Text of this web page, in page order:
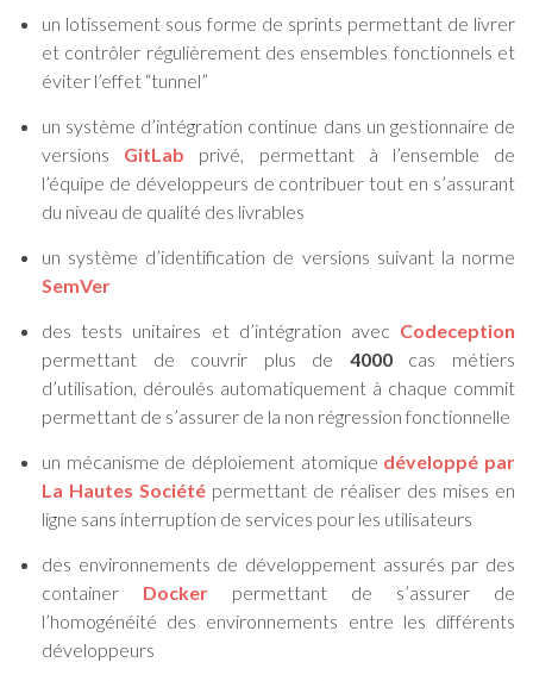
un lotissement sous forme de sprints permettant de livrer
et contrôler régulièrement des ensembles fonctionnels et
éviter l’effet “tunnel”
un système d’intégration continue dans un gestionnaire de
versions GitLab privé, permettant à l’ensemble de
l’équipe de développeurs de contribuer tout en s’assurant
du niveau de qualité des livrables
un système d’identification de versions suivant la norme
SemVer
des tests unitaires et d’intégration avec Codeception
permettant de couvrir plus de 4000cas métiers
d’utilisation, déroulés automatiquement à chaque commit
permettant de s’assurer de la non régression fonctionnelle
un mécanisme de déploiement atomique développé par
La Hautes Société permettant de réaliser des mises en
ligne sans interruption de services pour les utilisateurs
des environnements de développement assurés par des
container Docker permettant de s’assurer de
l’homogénéité des environnements entre les différents
développeurs